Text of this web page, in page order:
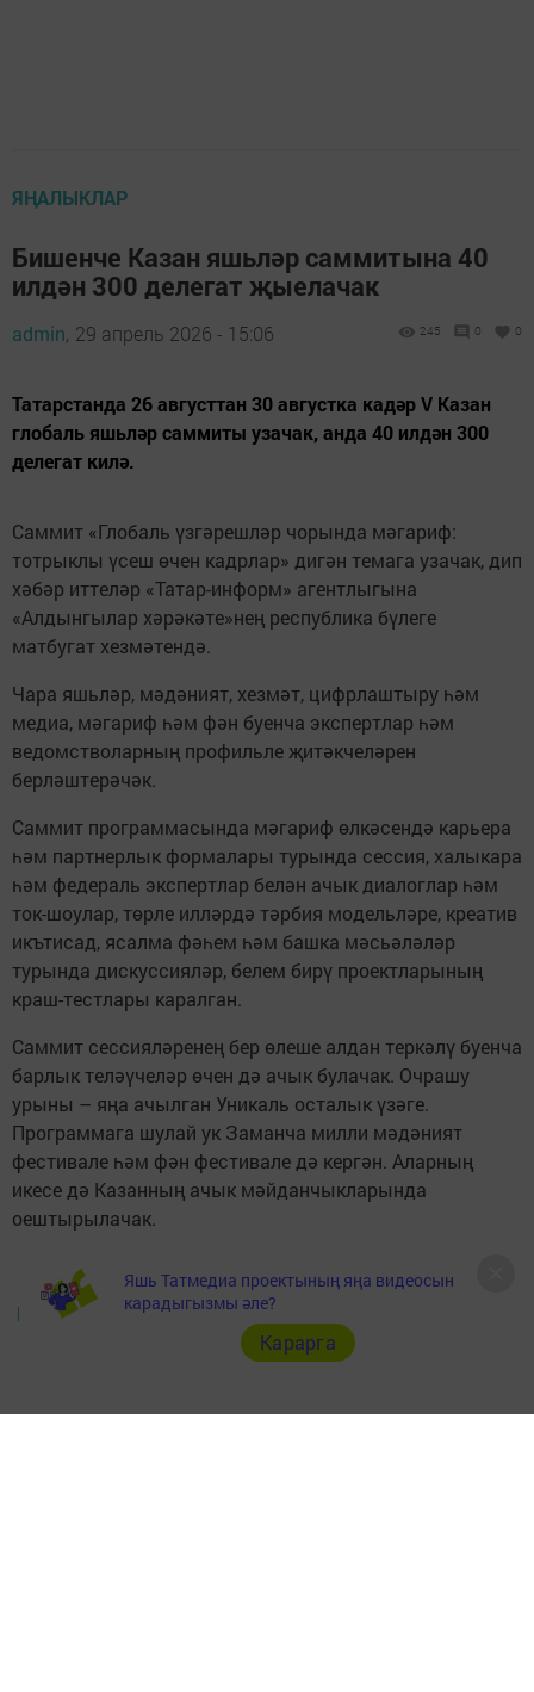
ЯҢАЛЫКЛАР
Бишенче Казан яшьләр саммитына 40
илдән 300 делегат җыелачак
admin, 29 апрель 2026 - 15:06 245 0 0
Татарстанда 26 августтан 30 августка кадәр V Казан
глобаль яшьләр саммиты узачак, анда 40 илдән 300
делегат килә.
Саммит «Глобаль үзгәрешләр чорында мәгариф:
тотрыклы үсеш өчен кадрлар» дигән темага узачак, дип
хәбәр иттеләр «Татар-информ» агентлыгына
«Алдынгылар хәрәкәте»нең республика бүлеге
матбугат хезмәтендә.
Чара яшьләр, мәдәният, хезмәт, цифрлаштыру һәм
медиа, мәгариф һәм фән буенча экспертлар һәм
ведомстволарның профильле җитәкчеләрен
берләштерәчәк.
Саммит программасында мәгариф өлкәсендә карьера
һәм партнерлык формалары турында сессия, халыкара
һәм федераль экспертлар белән ачык диалоглар һәм
ток-шоулар, төрле илләрдә тәрбия модельләре, креатив
икътисад, ясалма фәһем һәм башка мәсьәләләр
турында дискуссияләр, белем бирү проектларының
краш-тестлары каралган.
Саммит сессияләренең бер өлеше алдан теркәлү буенча
барлык теләүчеләр өчен дә ачык булачак. Очрашу
урыны – яңа ачылган Уникаль осталык үзәге.
Программага шулай ук Заманча милли мәдәният
фестивале һәм фән фестивале дә кергән. Аларның
икесе дә Казанның ачык мәйданчыкларында
оештырылачак.
https://tatar-inform.tatar
Яшь Татмедиа проектының яңа видеосын
карадыгызмы әле?
Карарга